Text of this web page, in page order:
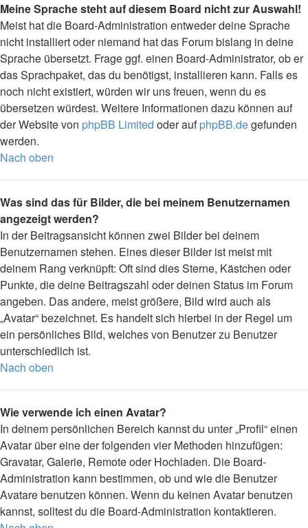
Meine Sprache steht auf diesem Board nicht zur Auswahl!
Meist hat die Board-Administration entweder deine Sprache
nicht installiert oder niemand hat das Forum bislang in deine
Sprache übersetzt. Frage ggf. einen Board-Administrator, ob er
das Sprachpaket, das du benötigst, installieren kann. Falls es
noch nicht existiert, würden wir uns freuen, wenn du es
übersetzen würdest. Weitere Informationen dazu können auf
der Website von phpBB Limited oder aufphpBB.degefunden
werden.
Nach oben
Was sind das für Bilder, die bei meinem Benutzernamen
angezeigt werden?
In der Beitragsansicht können zwei Bilder bei deinem
Benutzernamen stehen. Eines dieser Bilder ist meist mit
deinem Rang verknüpft: Oft sind dies Sterne, Kästchen oder
Punkte, die deine Beitragszahl oder deinen Status im Forum
angeben. Das andere, meist größere, Bild wird auch als
„Avatar“ bezeichnet. Es handelt sich hierbei in der Regel um
ein persönliches Bild, welches von Benutzer zu Benutzer
unterschiedlich ist.
Nach oben
Wie verwende ich einen Avatar?
In deinem persönlichen Bereich kannst du unter „Profil“ einen
Avatar über eine der folgenden vier Methoden hinzufügen:
Gravatar, Galerie, Remote oder Hochladen. Die Board-
Administration kann bestimmen, ob und wie die Benutzer
Avatare benutzen können. Wenn du keinen Avatar benutzen
kannst, solltest du die Board-Administration kontaktieren.